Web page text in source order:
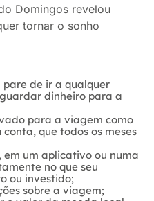
Domingos revelou
tornar o sonho
pare de ir a qualquer
dinheiro para a
para a viagem como
que todos os meses
em um aplicativo ou numa
no que seu
ou investido;
sobre a viagem;